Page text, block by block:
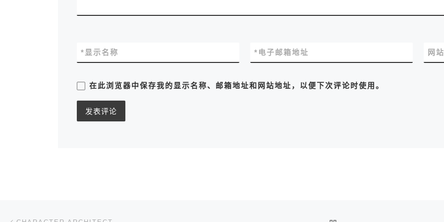
显示名称
* 电子邮箱地址
* 网
在此浏览器中保存我的显示名称、邮箱地址和网站地址，以便下次评论时使用。
文章导航